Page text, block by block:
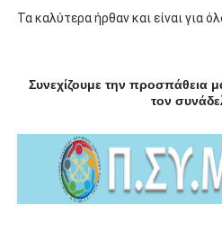
Τακαλύτεραήρθανκαι είναι για
Συνεχίζουμε την προσπάθεια
τον